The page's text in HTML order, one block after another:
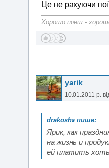
Це не рахуючи
Хорошо поеш -
yarik
10.01.2011 р.
Ярик, как
на жизнь и
ей платить